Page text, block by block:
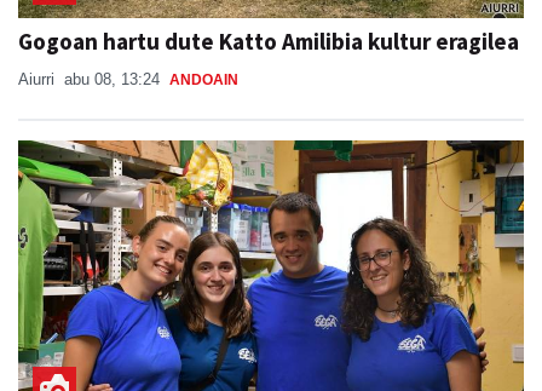
Gogoan hartu dute Katto Amilibia kultur eragilea
Aiurri abu 08, 13:24 ANDOAIN